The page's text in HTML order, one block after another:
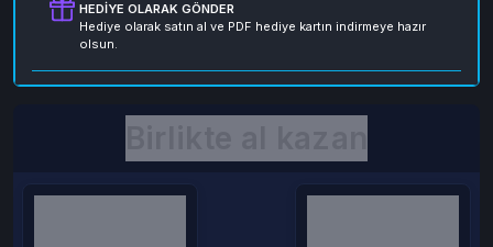
HEDIYE OLARAK GÖNDER
Hediye olarak satın al ve PDF hediye kartın indirmeye hazır
olsun.